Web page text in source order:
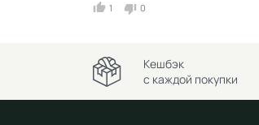
1 0
Кешбэк
с каждой покупки